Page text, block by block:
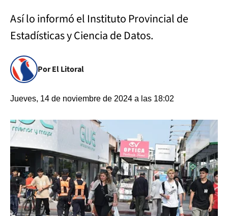
Así lo informó el Instituto Provincial de
Estadísticas y Ciencia de Datos.
Por El Litoral
Jueves, 14 de noviembre de 2024 a las 18:02